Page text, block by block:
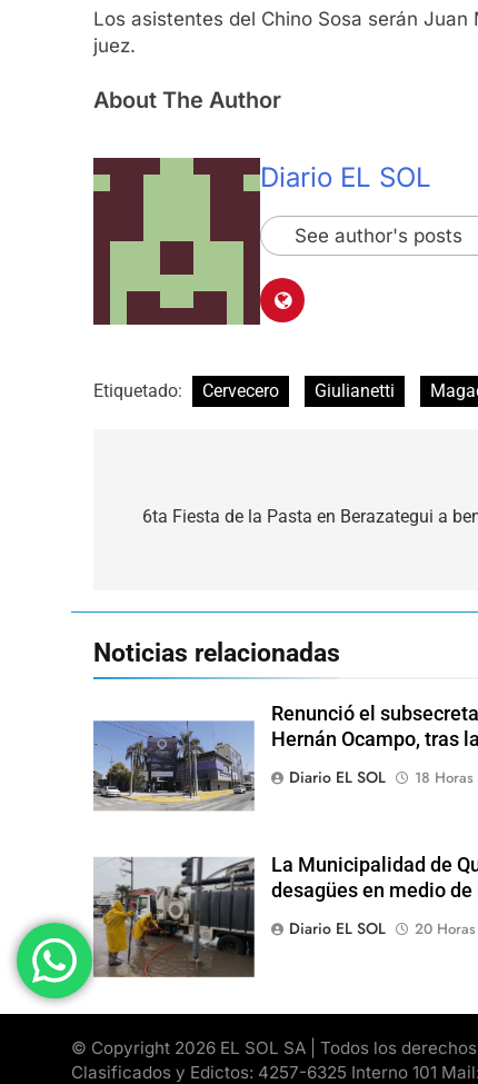
Los asistentes del Chino Sosa serán
juez.
About The Author
Diario EL SOL
See author's posts
Etiquetado: Cervecero Giulianetti
de6ta Fiesta de la Pasta en Berazategui a
Noticias relacionadas
Renunció el
Hernán Ocampo, tras
Diario EL SOL
18
La Municipalidad de
desagües en medio
Diario EL SOL
20
© Copyright 2026 EL SOL SA | Todos los
Clasificados y Edictos: 4257-6325 Interno 101